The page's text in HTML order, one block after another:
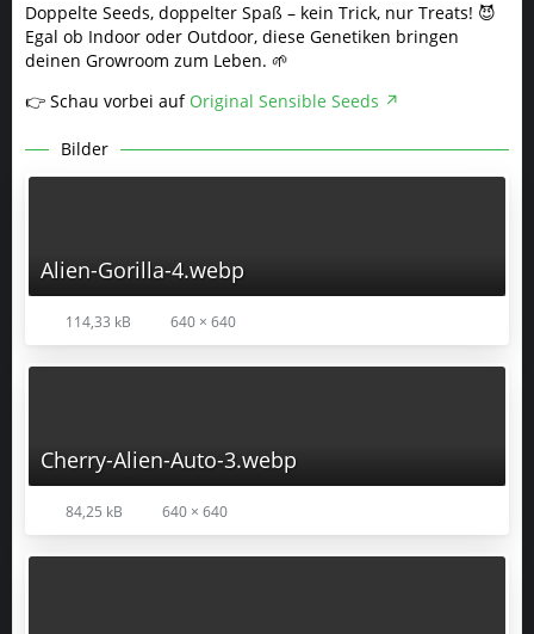
Doppelte Seeds, doppelter Spaß – kein Trick, nur Treats! 😈
Egal ob Indoor oder Outdoor, diese Genetiken bringen
deinen Growroom zum Leben. 🌱
👉 Schau vorbei auf Original Sensible Seeds
Bilder
Alien-Gorilla-4.webp
114,33 kB 640 × 640
Cherry-Alien-Auto-3.webp
84,25 kB 640 × 640